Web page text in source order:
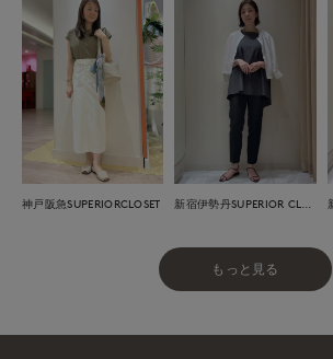
神戸阪急SUPERIORCLOSET
もっと見る